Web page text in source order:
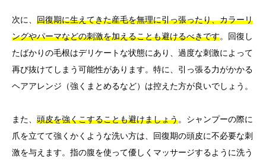
次に、 回復期に生えてきた産毛を無理に引っ張ったり、カラーリ
ングやパーマなどの刺激を加えることも避けるべきです。回復し
たばかりの毛根はデリケートな状態にあり、過度な刺激によって
再び抜けてしまう可能性があります。特に、引っ張る力がかかる
ヘアアレンジ（強くまとめるなど）は控えた方が良いでしょう。
また、 頭皮を強くこすることも避けましょう。シャンプーの際に
爪を立てて強くかくような洗い方は、回復期の頭皮に不必要な刺
激を与えます。指の腹を使って優しくマッサージするように洗う